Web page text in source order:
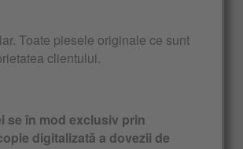
Toate piesele originale ce sunt
clientului.
se în mod exclusiv prin
digitalizată a dovezii de